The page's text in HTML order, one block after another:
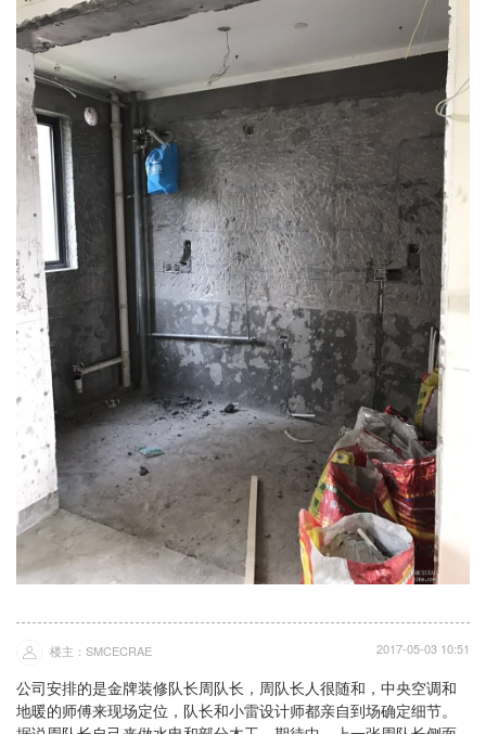
楼主：SMCECRAE 2017-05-03 10:51
公司安排的是金牌装修队长周队长，周队长人很随和，中央空调和
地暖的师傅来现场定位，队长和小雷设计师都亲自到场确定细节。